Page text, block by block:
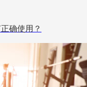
确使用？